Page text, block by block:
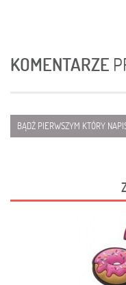
KOMENTARZE
BĄDŹ PIERWSZYM KTÓRY